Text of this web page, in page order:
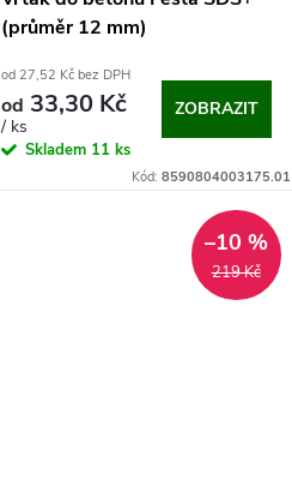
(průměr 12 mm)
od 27,52 Kč bez DPH
od 33,30 Kč
/ ks
Skladem 11 ks
ZOBRAZIT
Kód: 8590804003175.01
219 Kč
–10 %